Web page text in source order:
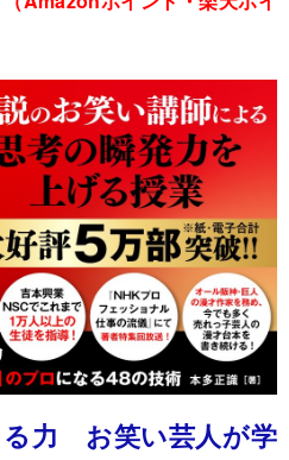
る力 お笑い芸人が学